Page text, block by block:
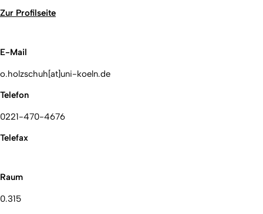
Zur Profilseite
E-Mail
o.holzschuh[at]uni-koeln.de
Telefon
0221-470-4676
Telefax
Raum
0.315